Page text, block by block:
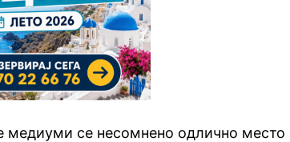
медиуми се несомнено одлично место